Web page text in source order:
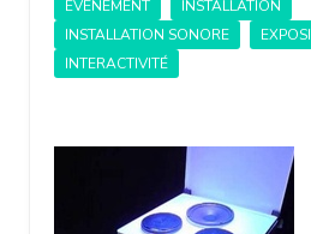
EVÈNEMENT
INSTALLATION
INSTALLATION SONORE
INTERACTIVITÉ